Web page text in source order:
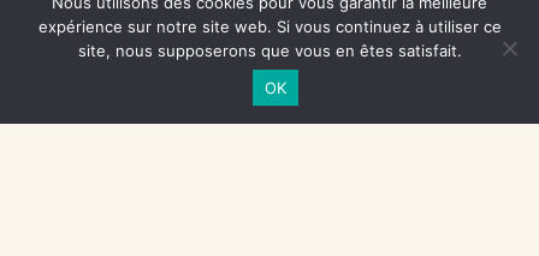
NOS SOUTIENS
CENTRE NATIONAL DU LIVRE
expérience sur notre site web. Si vous continuez à utiliser ce
site, nous supposerons que vous en êtes satisfait.
OK